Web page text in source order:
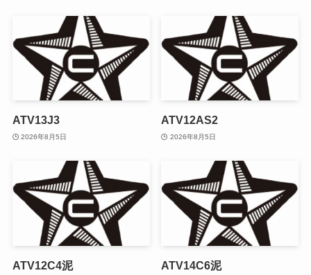
ATV13J3
2026年8月5日
ATV12AS2
2026年8月5日
ATV12C4泥 ATV14C6泥